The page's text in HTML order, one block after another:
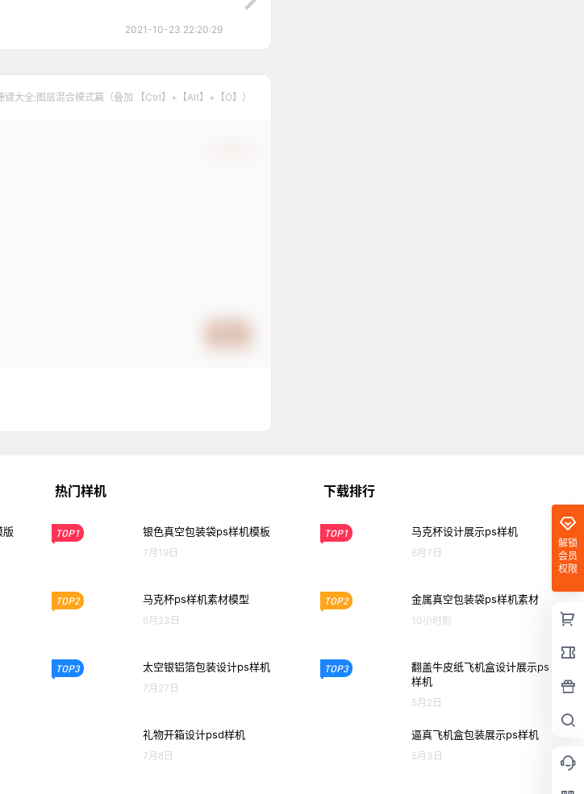
2021-10-23 22:20:29
键大全:图层混合模式篇（叠加 【Ctrl】+【Alt】+【O】）
解锁
会员
权限
版
热门样机
TOP1 银色真空包装袋ps样机模板
7月19日
TOP2 马克杯ps样机素材模型
6月23日
TOP3 太空银铝箔包装设计ps样机
7月27日
礼物开箱设计psd样机
7月8日
下载排行
TOP1 马克杯设计展示ps样机
6月7日
TOP2 金属真空包装袋ps样机素材
10小时前
TOP3
翻盖牛皮纸飞机盒设计展示ps
样机
5月2日
逼真飞机盒包装展示ps样机
5月3日